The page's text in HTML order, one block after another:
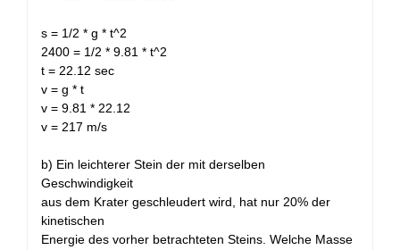
s = 1/2 * g * t^2
2400 = 1/2 * 9.81 * t^2
t = 22.12 sec
v = g * t
v = 9.81 * 22.12
v = 217 m/s
b) Ein leichterer Stein der mit derselben
Geschwindigkeit
aus dem Krater geschleudert wird, hat nur 20% der
kinetischen
Energie des vorher betrachteten Steins. Welche Masse